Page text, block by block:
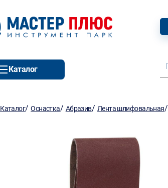
Каталог
Каталог/Оснастка/ Абразив/ Лента шлифовальная/